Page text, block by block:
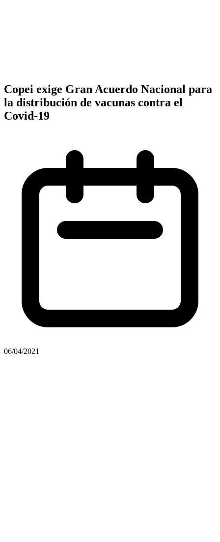
Copei exige Gran Acuerdo Nacional para
la distribución de vacunas contra el
Covid-19
06/04/2021